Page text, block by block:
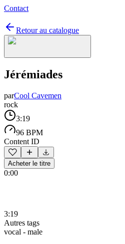
Contact
Retour au catalogue
Jérémiades
parCool Cavemen
rock
3:19
96 BPM
Content ID
Acheter le titre
0:00
3:19
Autres tags
vocal - male